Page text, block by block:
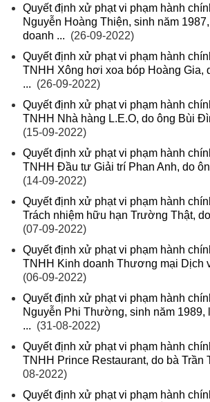
Quyết định xử phạt vi phạm hành
Nguyễn Hoàng Thiện, sinh năm
doanh ... (26-09-2022)
Quyết định xử phạt vi phạm hành
TNHH Xông hơi xoa bóp Hoàng Gia,
... (26-09-2022)
Quyết định xử phạt vi phạm hành
TNHH Nhà hàng L.E.O, do ông Bùi
(15-09-2022)
Quyết định xử phạt vi phạm hành
TNHH Đầu tư Giải trí Phan Anh, do
(14-09-2022)
Quyết định xử phạt vi phạm hành
Trách nhiệm hữu hạn Trường Thật,
(07-09-2022)
Quyết định xử phạt vi phạm hành
TNHH Kinh doanh Thương mại Dịch
(06-09-2022)
Quyết định xử phạt vi phạm hành
Nguyễn Phi Thường, sinh năm
... (31-08-2022)
Quyết định xử phạt vi phạm hành
TNHH Prince Restaurant, do bà Trần
08-2022)
Quyết định xử phạt vi phạm hành